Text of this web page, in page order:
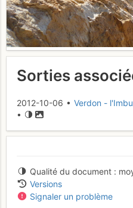
Sorties
2012-10-06 • Verdon -
•
Qualité du document
Versions
Signaler un problème